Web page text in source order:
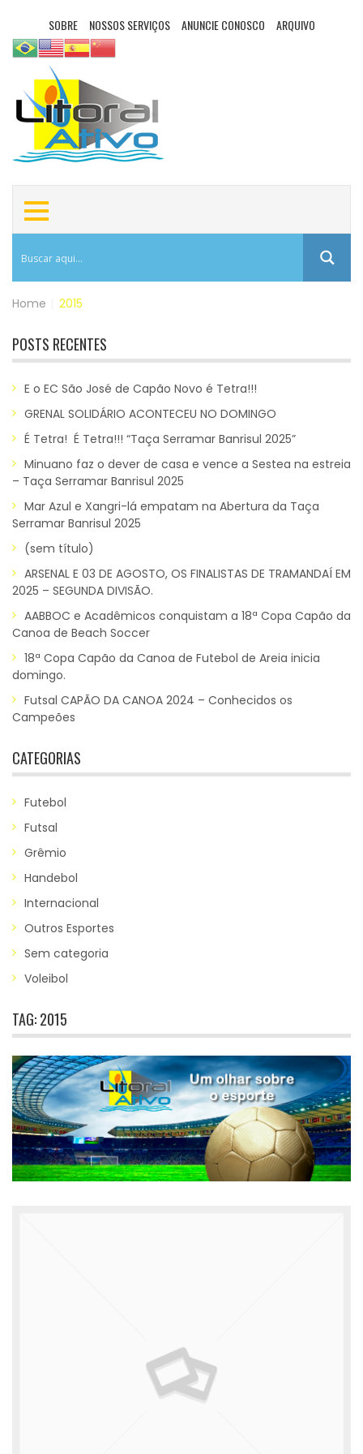
SOBRE NOSSOS SERVIÇOS ANUNCIE CONOSCO ARQUIVO
Home 2015
POSTS RECENTES
E o EC São José de Capão Novo é Tetra!!!
GRENAL SOLIDÁRIO ACONTECEU NO DOMINGO
É Tetra! É Tetra!!! “Taça Serramar Banrisul 2025”
Minuano faz o dever de casa e vence a Sestea na estreia
– Taça Serramar Banrisul 2025
Mar Azul e Xangri-lá empatam na Abertura da Taça
Serramar Banrisul 2025
(sem título)
ARSENAL E 03 DE AGOSTO, OS FINALISTAS DE TRAMANDAÍ EM
2025 – SEGUNDA DIVISÃO.
AABBOC e Acadêmicos conquistam a 18ª Copa Capão da
Canoa de Beach Soccer
18ª Copa Capão da Canoa de Futebol de Areia inicia
domingo.
Futsal CAPÃO DA CANOA 2024 – Conhecidos os
Campeões
CATEGORIAS
Futebol
Futsal
Grêmio
Handebol
Internacional
Outros Esportes
Sem categoria
Voleibol
TAG:2015